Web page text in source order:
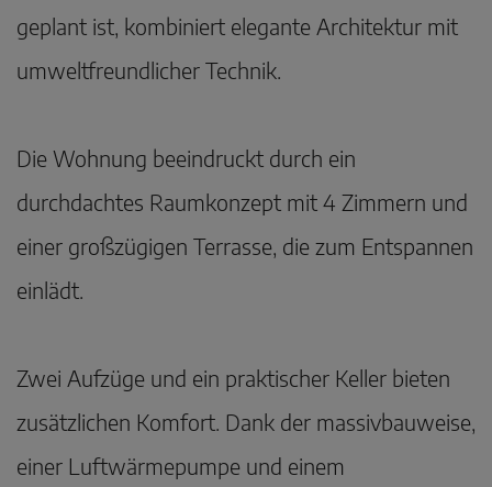
geplant ist, kombiniert elegante Architektur mit
umweltfreundlicher Technik.
Die Wohnung beeindruckt durch ein
durchdachtes Raumkonzept mit 4 Zimmern und
einer großzügigen Terrasse, die zum Entspannen
einlädt.
Zwei Aufzüge und ein praktischer Keller bieten
zusätzlichen Komfort. Dank der massivbauweise,
einer Luftwärmepumpe und einem